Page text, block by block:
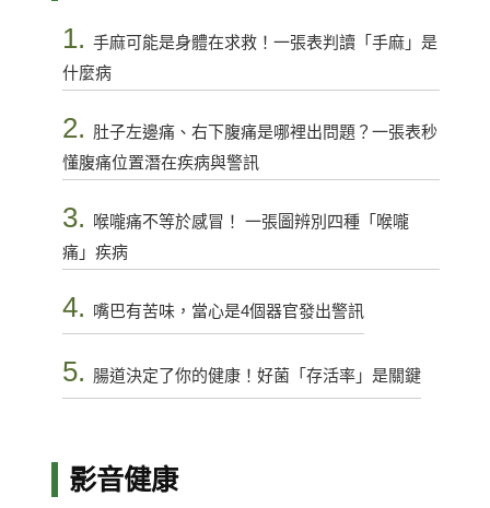
1. 手麻可能是身體在求救！一張表判讀「手麻」是
什麼病
2. 肚子左邊痛、右下腹痛是哪裡出問題？一張表秒
懂腹痛位置潛在疾病與警訊
3.
喉嚨痛不等於感冒！ 一張圖辨別四種「喉嚨
痛」疾病
4. 嘴巴有苦味，當心是4個器官發出警訊
5. 腸道決定了你的健康！好菌「存活率」是關鍵
影音健康